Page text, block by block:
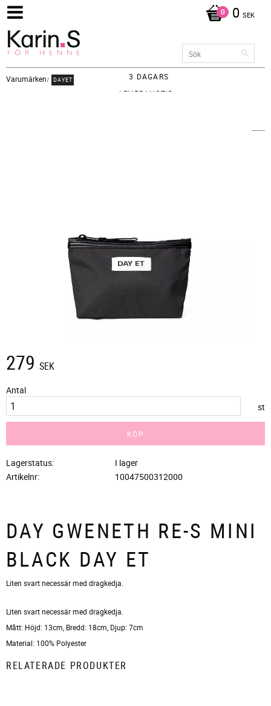
0 SEK
3 DAGARS
LEVERANSTID -
Varumärken DAYET
279 SEK
Antal
st
KÖP
Lagerstatus
I lager
Artikelnr
10047500312000
DAY GWENETH RE-S MINI
BLACK DAY ET
Liten svart necessär med dragkedja.
Liten svart necessär med dragkedja.
Mått: Höjd: 13cm, Bredd: 18cm, Djup: 7cm
Material: 100% Polyester
RELATERADE PRODUKTER